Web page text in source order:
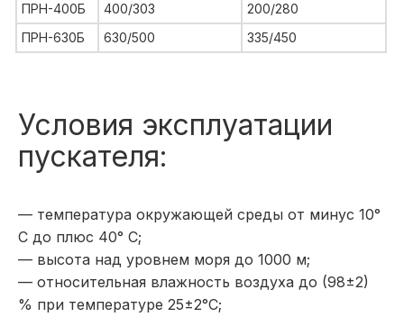
ПРН-400Б
400/303
200/280
ПРН-630Б
630/500 335/450
Условия эксплуатации
пускателя:
— температура окружающей среды от минус 10°
С до плюс 40° С;
— высота над уровнем моря до 1000 м;
— относительная влажность воздуха до (98±2)
% при температуре 25±2°С;